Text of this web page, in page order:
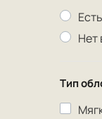
Нет
Тип